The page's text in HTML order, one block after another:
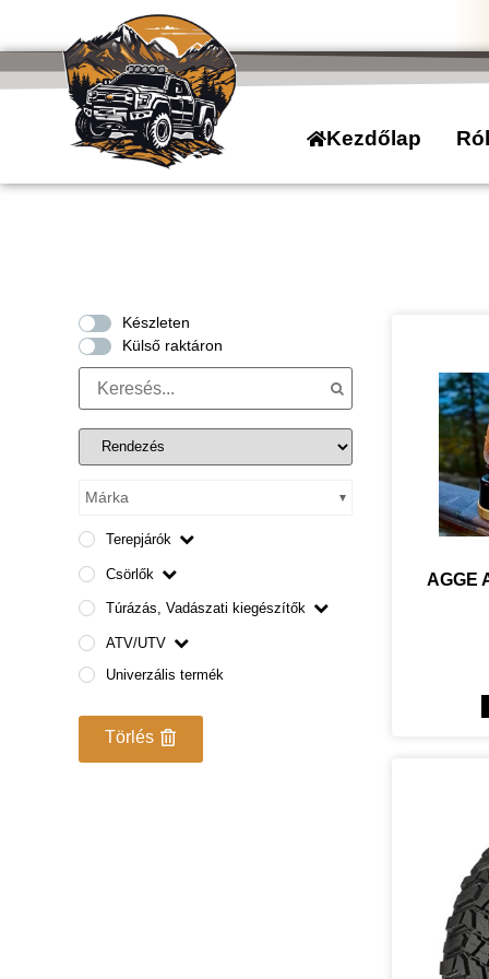
Kezdőlap
Készleten
Külső raktáron
Márka
Terepjárók
Csörlők
Túrázás, Vadászati kiegészítők
ATV/UTV
Univerzális termék
Törlés
AGGE